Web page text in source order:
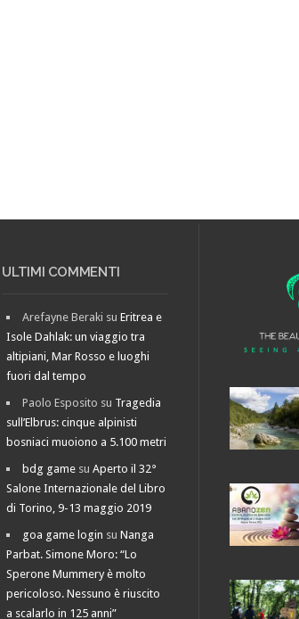
ULTIMI COMMENTI
Arefayne Beraki suEritrea e
Isole Dahlak: un viaggio tra
altipiani, Mar Rosso e luoghi
fuori dal tempo
Paolo Esposito su Tragedia
sull’Elbrus: cinque alpinisti
bosniaci muoiono a 5.100 metri
bdg game suAperto il 32°
Salone Internazionale del Libro
di Torino, 9-13 maggio 2019
goa game login suNanga
Parbat. Simone Moro: “Lo
Sperone Mummery è molto
pericoloso. Nessuno è riuscito
a scalarlo in 125 anni”